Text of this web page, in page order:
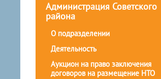
Администрация Советского
района
О подразделении
Деятельность
Аукцион на право заключения
договоров на размещение НТО